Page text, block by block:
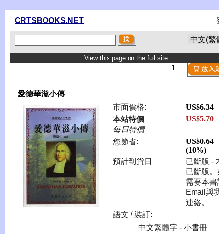
CRTSBOOKS.NET
View this page on the full site.
愛德華滋小傳
市面價格:
US$6.34
本站特價
每日特價
US$5.70
您節省:
US$0.64
(10%)
預計到貨日:
已斷版 -
已斷版。
需要本書
Email與
連絡。
語文 / 裝訂:
中文繁體字 - 小書冊